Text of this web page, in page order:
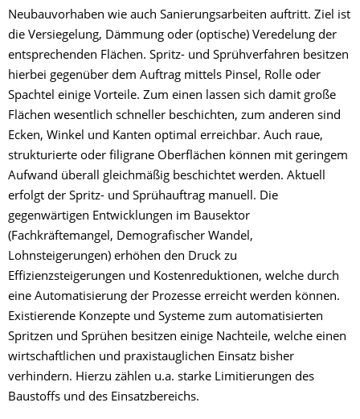
Neubauvorhaben wie auch Sanierungsarbeiten auftritt. Ziel ist
die Versiegelung, Dämmung oder (optische) Veredelung der
entsprechenden Flächen. Spritz- und Sprühverfahren besitzen
hierbei gegenüber dem Auftrag mittels Pinsel, Rolle oder
Spachtel einige Vorteile. Zum einen lassen sich damit große
Flächen wesentlich schneller beschichten, zum anderen sind
Ecken, Winkel und Kanten optimal erreichbar. Auch raue,
strukturierte oder filigrane Oberflächen können mit geringem
Aufwand überall gleichmäßig beschichtet werden. Aktuell
erfolgt der Spritz- und Sprühauftrag manuell. Die
gegenwärtigen Entwicklungen im Bausektor
(Fachkräftemangel, Demografischer Wandel,
Lohnsteigerungen) erhöhen den Druck zu
Effizienzsteigerungen und Kostenreduktionen, welche durch
eine Automatisierung der Prozesse erreicht werden können.
Existierende Konzepte und Systeme zum automatisierten
Spritzen und Sprühen besitzen einige Nachteile, welche einen
wirtschaftlichen und praxistauglichen Einsatz bisher
verhindern. Hierzu zählen u.a. starke Limitierungen des
Baustoffs und des Einsatzbereichs.